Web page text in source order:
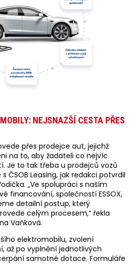
NEJSNAZŠÍ CESTA PŘES
přes prodejce aut, jejichž
na to, aby žadateli co nejvíc
Je to tak třeba u prodejců vozů
ČSOB Leasing, jak redakci potvrdil
„Ve spolupráci s naším
financování, společností ESSOX,
detailní postup, který
celým procesem,“ řekla
Vaňková.
elektromobilu, zvolení
až po vyplnění jednotlivých
samotné dotace. Formuláře